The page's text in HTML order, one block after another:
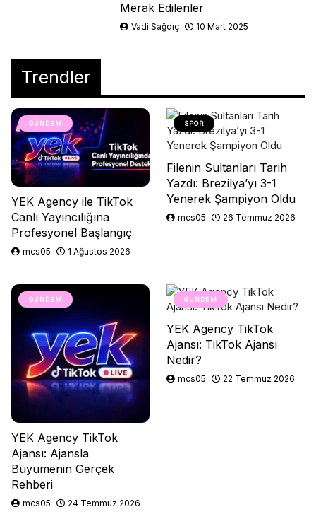
Merak Edilenler
Vadi Sağdıç 10 Mart 2025
Trendler
GÜNDEM
YEK Agency ile TikTok
Canlı Yayıncılığına
Profesyonel Başlangıç
mcs05 1 Ağustos 2026
SPOR
Filenin Sultanları Tarih
Yazdı: Brezilya’yı 3-1
Yenerek Şampiyon Oldu
mcs05 26 Temmuz 2026
GÜNDEM
YEK Agency TikTok
Ajansı: Ajansla
Büyümenin Gerçek
Rehberi
mcs05 24 Temmuz 2026
GÜNDEM
YEK Agency TikTok
Ajansı: TikTok Ajansı
Nedir?
mcs05 22 Temmuz 2026